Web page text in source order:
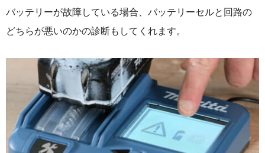
バッテリーが故障している場合、バッテリーセルと回路の
どちらが悪いのかの診断もしてくれます。